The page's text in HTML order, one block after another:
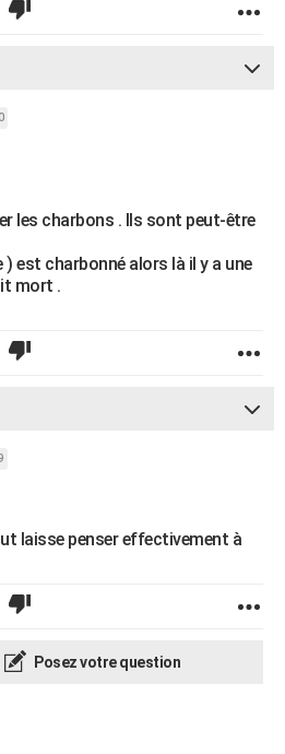
les charbons . Ils sont peut-être
) est charbonné alors là il y a une
mort .
laisse penser effectivement à
Posez votre question